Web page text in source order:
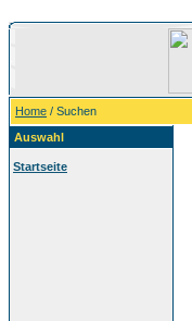
Home / Suchen
Auswahl
Startseite